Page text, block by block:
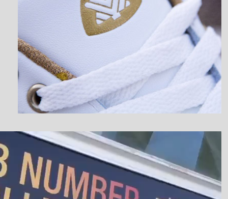
نمایشگر
ویدیو